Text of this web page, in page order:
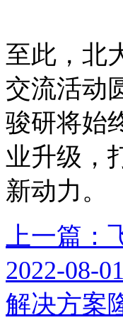
至此，北
交流活动
骏研将始
业升级，
新动力。
上一篇：
2022-08-
解决方案